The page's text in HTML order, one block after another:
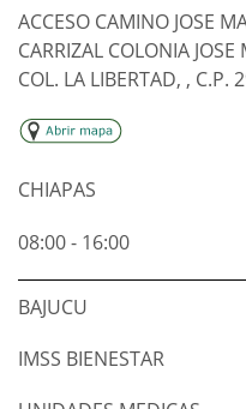
ACCESO CAMINO JOSE
CARRIZAL COLONIA
COL. LA LIBERTAD, , C.P.
CHIAPAS
08:00 - 16:00
BAJUCU
IMSS BIENESTAR